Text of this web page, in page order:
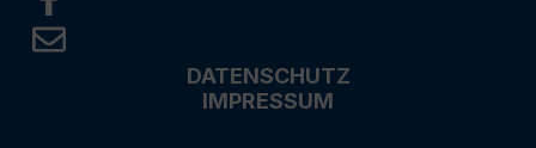
DATENSCHUTZ
IMPRESSUM